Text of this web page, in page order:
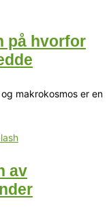
på hvorfor
makrokosmos er en
av